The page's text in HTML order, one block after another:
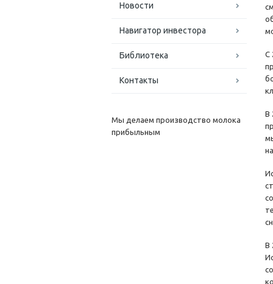
Новости
Навигатор инвестора
Библиотека
Контакты
Мы делаем производство молока
прибыльным
С
В
В